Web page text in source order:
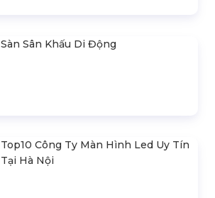
Sàn Sân Khấu Di Động
Top10 Công Ty Màn Hình Led Uy Tín
Tại Hà Nội